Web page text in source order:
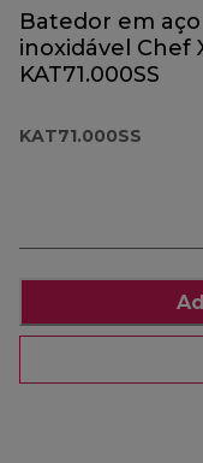
Batedor em aço
inoxidável Chef
KAT71.000SS
KAT71.000SS